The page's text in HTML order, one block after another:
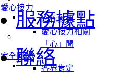
愛心接力
合作夥伴
愛心接力相關
「心」聞
完全回饋
各界肯定
服務據點
聯絡